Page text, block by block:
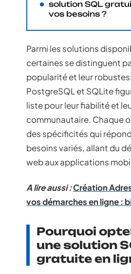
solution SQL
vos besoins ?
Parmi les solutions
certaines se distinguent
popularité et leur
PostgreSQL et SQLite
liste pour leur fiabilité et
communautaire. Chaque
des spécificités qui
besoins variés, allant du
web aux applications
A lire aussi :Création
vos démarches en ligne :
Pourquoi
une solution
gratuite en